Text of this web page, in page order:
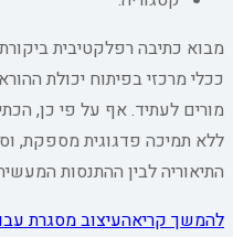
מבוא כתיבה רפלקטיבית
ככלי מרכזי בפיתוח יכולת
מורים לעתיד. אף על פי כן,
ללא תמיכה פדגוגית מספקת,
התיאוריה לבין ההתנסות
להמשך קריאהעיצוב מסגרת